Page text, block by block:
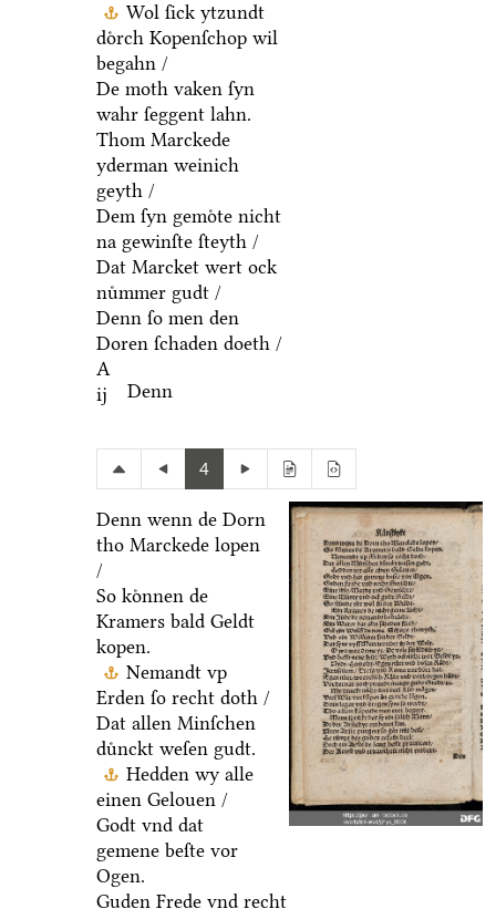
Wol ſick ytzundt
doͤrch Kopenſchop wil
begahn /
De moth vaken ſyn
wahr ſeggent lahn.
Thom Marckede
yderman weinich
geyth /
Dem ſyn gemoͤte nicht
na gewinſte ſteyth /
Dat Marcket wert ock
nuͤmmer gudt /
Denn ſo men den
Doren ſchaden doeth /
A
ij
Denn
4
Denn wenn de Dorn
tho Marckede lopen
/
So koͤnnen de
Kramers bald Geldt
kopen.
Nemandt vp
Erden ſo recht doth /
Dat allen Minſchen
duͤnckt weſen gudt.
Hedden wy alle
einen Gelouen /
Godt vnd dat
gemene beſte vor
Ogen.
Guden Frede vnd recht